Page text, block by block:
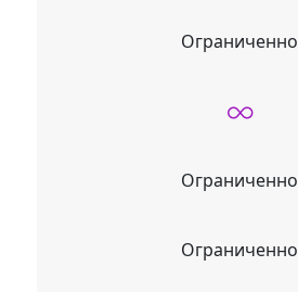
Ограниченно
Ограниченно
Ограниченно